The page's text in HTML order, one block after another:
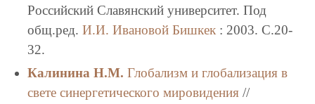
Российский Славянский университет. Под
общ.ред. И.И. Ивановой Бишкек: 2003. C.20-
32.
Калинина Н.М. Глобализм и глобализация в
свете синергетического мировидения//